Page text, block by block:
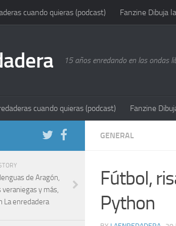
cuando quieras (podcast) Fanzine Dibuja
15 años enredando en las ondas
cuando quieras (podcast) Fanzine
GENERAL
Fútbol,
Python
de Aragón,
y más,
La enredadera